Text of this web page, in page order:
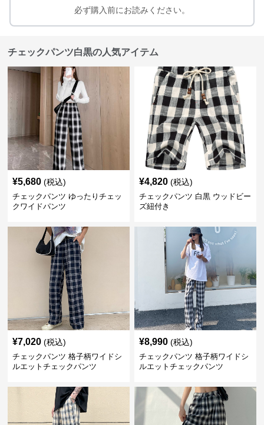
必ず購入前にお読みください。
チェックパンツ白黒の人気アイテム
¥5,680 (税込)
チェックパンツ ゆったりチェッ
クワイドパンツ
¥4,820 (税込)
チェックパンツ 白黒 ウッドビー
ズ紐付き
¥7,020 (税込)
チェックパンツ 格子柄ワイドシ
ルエットチェックパンツ
¥8,990 (税込)
チェックパンツ 格子柄ワイドシ
ルエットチェックパンツ